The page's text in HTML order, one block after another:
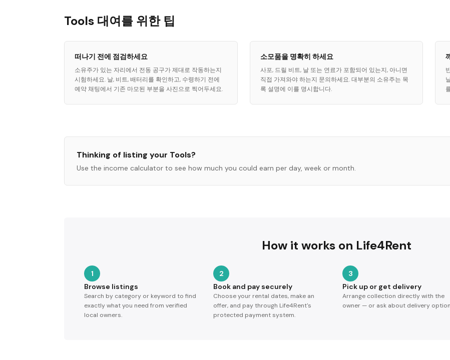
Tools 대여를 위한 팁
떠나기 전에 점검하세요
소유주가 있는 자리에서 전동 공구가 제대로 작동하는지
시험하세요. 날, 비트, 배터리를 확인하고, 수령하기 전에
예약 채팅에서 기존 마모된 부분을 사진으로 찍어두세요.
소모품을 명확히 하세요
사포, 드릴 비트, 날 또는 연료가 포함되어 있는지, 아니면
직접 가져와야 하는지 문의하세요. 대부분의 소유주는 목
록 설명에 이를 명시합니다.
Thinking of listing your Tools?
Use the income calculator to see how much you could earn per day, week or month.
How it works on Life4Rent
1
Browse listings
Search by category or keyword to find
exactly what you need from verified
local owners.
2
Book and pay securely
Choose your rental dates, make an
offer, and pay through Life4Rent's
protected payment system.
3
Pick up or get delivery
Arrange collection directly with the
owner — or ask about delivery